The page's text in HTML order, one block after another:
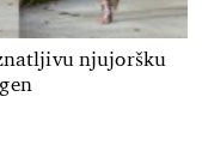
njujoršku